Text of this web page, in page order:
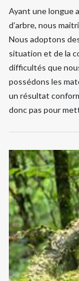
Ayant une longue
d’arbre, nous
Nous adoptons
situation et de la
difficultés que
possédons les
un résultat
donc pas pour